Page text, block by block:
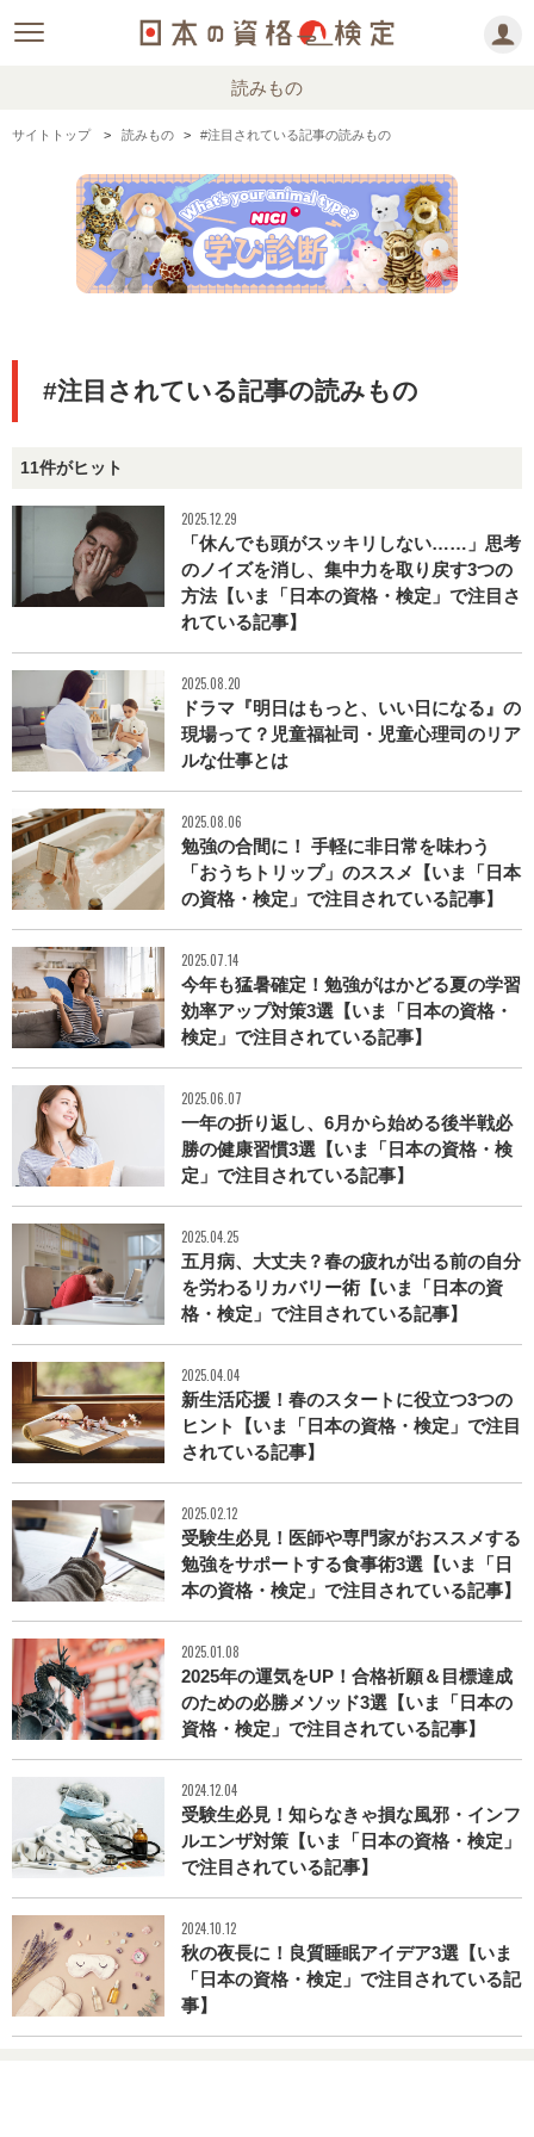
読みもの
サイトトップ 読みもの #注目されている記事の読みもの
#注目されている記事の読みもの
11件がヒット
2025.12.29
「休んでも頭がスッキリしない……」思考
のノイズを消し、集中力を取り戻す3つの
方法【いま「日本の資格・検定」で注目さ
れている記事】
2025.08.20
ドラマ『明日はもっと、いい日になる』の
現場って？児童福祉司・児童心理司のリア
ルな仕事とは
2025.08.06
勉強の合間に！ 手軽に非日常を味わう
「おうちトリップ」のススメ【いま「日本
の資格・検定」で注目されている記事】
2025.07.14
今年も猛暑確定！勉強がはかどる夏の学習
効率アップ対策3選【いま「日本の資格・
検定」で注目されている記事】
2025.06.07
一年の折り返し、6月から始める後半戦必
勝の健康習慣3選【いま「日本の資格・検
定」で注目されている記事】
2025.04.25
五月病、大丈夫？春の疲れが出る前の自分
を労わるリカバリー術【いま「日本の資
格・検定」で注目されている記事】
2025.04.04
新生活応援！春のスタートに役立つ3つの
ヒント【いま「日本の資格・検定」で注目
されている記事】
2025.02.12
受験生必見！医師や専門家がおススメする
勉強をサポートする食事術3選【いま「日
本の資格・検定」で注目されている記事】
2025.01.08
2025年の運気をUP！合格祈願＆目標達成
のための必勝メソッド3選【いま「日本の
資格・検定」で注目されている記事】
2024.12.04
受験生必見！知らなきゃ損な風邪・インフ
ルエンザ対策【いま「日本の資格・検定」
で注目されている記事】
2024.10.12
秋の夜長に！良質睡眠アイデア3選【いま
「日本の資格・検定」で注目されている記
事】